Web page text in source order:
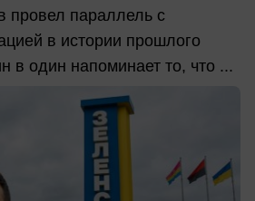
провел параллель с
в истории прошлого
в один напоминает то, что ...